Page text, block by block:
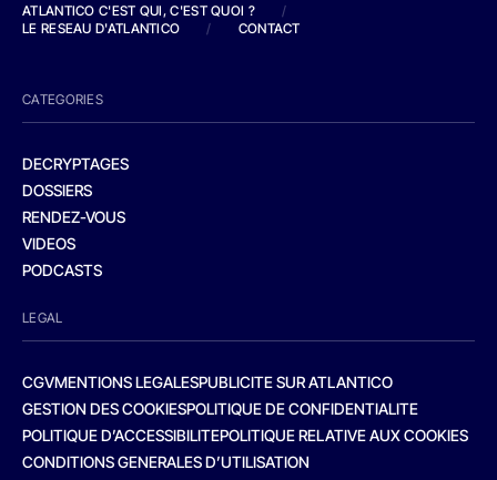
ATLANTICO C'EST QUI, C'EST QUOI ?
/
LE RESEAU D'ATLANTICO
/ CONTACT
CATEGORIES
DECRYPTAGES
DOSSIERS
RENDEZ-VOUS
VIDEOS
PODCASTS
LEGAL
CGVMENTIONS LEGALESPUBLICITE SUR ATLANTICO
GESTION DES COOKIESPOLITIQUE DE CONFIDENTIALITE
POLITIQUE D’ACCESSIBILITEPOLITIQUE RELATIVE AUX COOKIES
CONDITIONS GENERALES D’UTILISATION